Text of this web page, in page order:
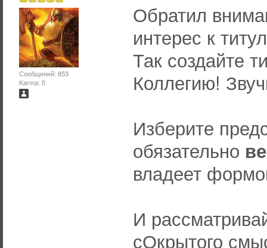
Сообщений: 853
Karma: 0
Обратил
интерес к
Так создайте
Коллегию!
Изберите
обязательно
владеет
И
сОкрытого